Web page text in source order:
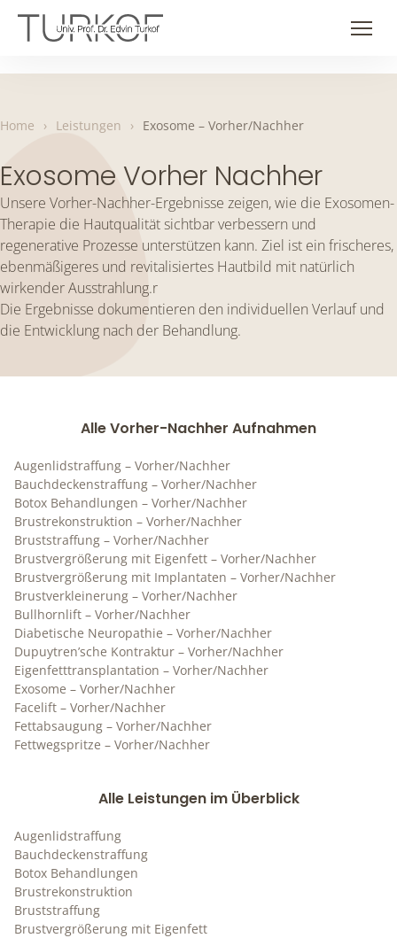
Skip
Home › Leistungen › Exosome – Vorher/Nachher
Exosome Vorher Nachher
Unsere Vorher-Nachher-Ergebnisse zeigen, wie die Exosomen-
Therapie die Hautqualität sichtbar verbessern und
regenerative Prozesse unterstützen kann. Ziel ist ein frischeres,
ebenmäßigeres und revitalisiertes Hautbild mit natürlich
wirkender Ausstrahlung.r
Die Ergebnisse dokumentieren den individuellen Verlauf und
die Entwicklung nach der Behandlung.
Alle Vorher-Nachher Aufnahmen
Augenlidstraffung – Vorher/Nachher
Bauchdeckenstraffung – Vorher/Nachher
Botox Behandlungen – Vorher/Nachher
Brustrekonstruktion – Vorher/Nachher
Bruststraffung – Vorher/Nachher
Brustvergrößerung mit Eigenfett – Vorher/Nachher
Brustvergrößerung mit Implantaten – Vorher/Nachher
Brustverkleinerung – Vorher/Nachher
Bullhornlift – Vorher/Nachher
Diabetische Neuropathie – Vorher/Nachher
Dupuytren’sche Kontraktur – Vorher/Nachher
Eigenfetttransplantation – Vorher/Nachher
Exosome – Vorher/Nachher
Facelift – Vorher/Nachher
Fettabsaugung – Vorher/Nachher
Fettwegspritze – Vorher/Nachher
Alle Leistungen im Überblick
Augenlidstraffung
Bauchdeckenstraffung
Botox Behandlungen
Brustrekonstruktion
Bruststraffung
Brustvergrößerung mit Eigenfett